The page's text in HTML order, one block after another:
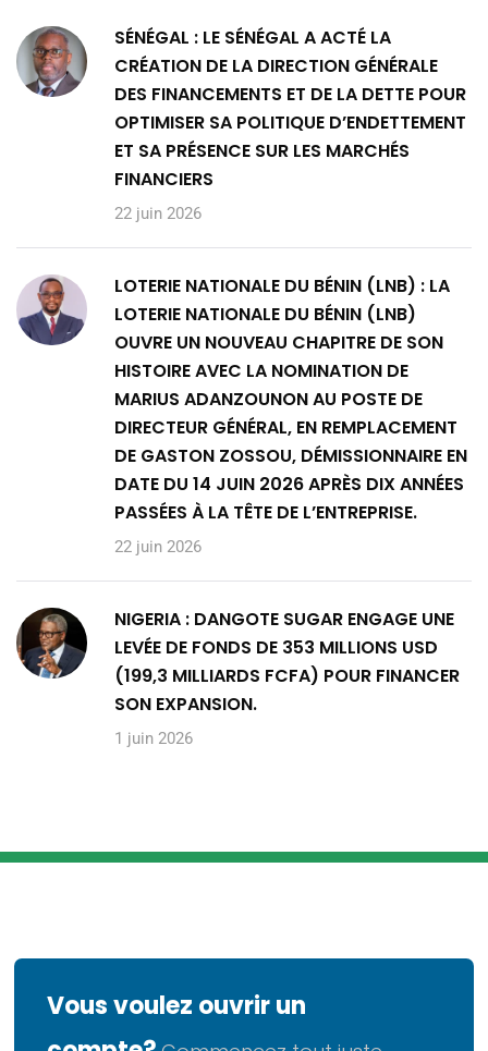
SÉNÉGAL : LE SÉNÉGAL A ACTÉ LA
CRÉATION DE LA DIRECTION GÉNÉRALE
DES FINANCEMENTS ET DE LA DETTE POUR
OPTIMISER SA POLITIQUE D’ENDETTEMENT
ET SA PRÉSENCE SUR LES MARCHÉS
FINANCIERS
22 juin 2026
LOTERIE NATIONALE DU BÉNIN (LNB) : LA
LOTERIE NATIONALE DU BÉNIN (LNB)
OUVRE UN NOUVEAU CHAPITRE DE SON
HISTOIRE AVEC LA NOMINATION DE
MARIUS ADANZOUNON AU POSTE DE
DIRECTEUR GÉNÉRAL, EN REMPLACEMENT
DE GASTON ZOSSOU, DÉMISSIONNAIRE EN
DATE DU 14 JUIN 2026 APRÈS DIX ANNÉES
PASSÉES À LA TÊTE DE L’ENTREPRISE.
22 juin 2026
NIGERIA : DANGOTE SUGAR ENGAGE UNE
LEVÉE DE FONDS DE 353 MILLIONS USD
(199,3 MILLIARDS FCFA) POUR FINANCER
SON EXPANSION.
1 juin 2026
Vous voulez ouvrir un